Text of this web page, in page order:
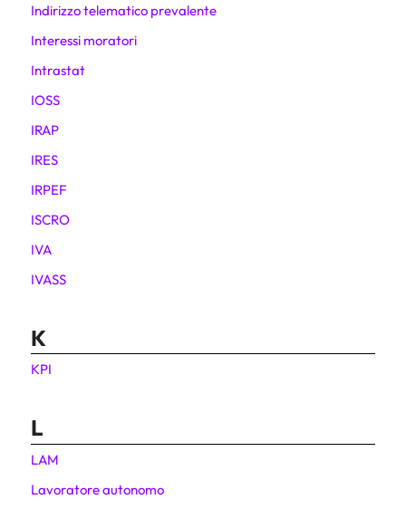
Indirizzo telematico prevalente
Interessi moratori
Intrastat
IOSS
IRAP
IRES
IRPEF
ISCRO
IVA
IVASS
K
KPI
L
LAM
Lavoratore autonomo